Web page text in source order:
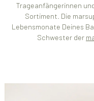
Trageanfängerinnen
Sortiment. Die
Lebensmonate Deines
Schwester der